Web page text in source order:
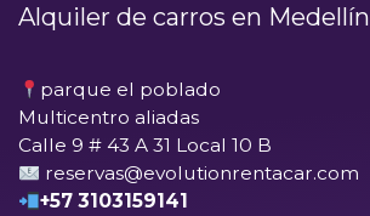
Alquiler de carros en Medellín
parque el poblado
Multicentro aliadas
Calle 9 # 43 A 31 Local 10 B
reservas@evolutionrentacar.com
+57 3103159141